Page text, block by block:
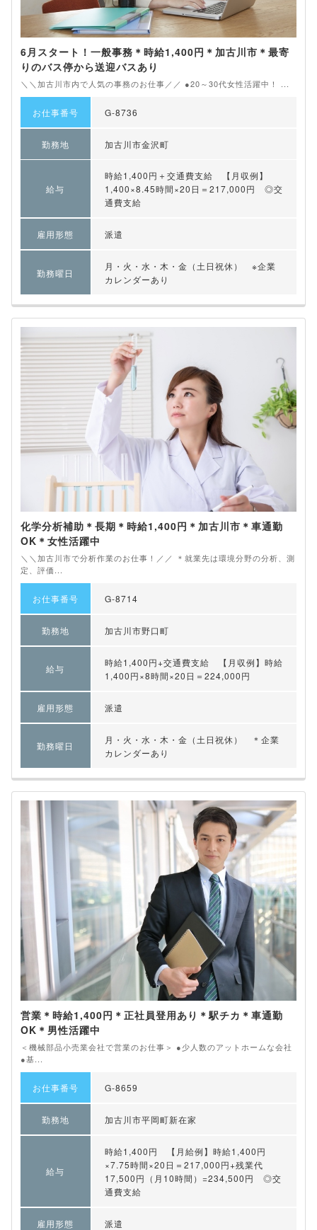
6月スタート！一般事務＊時給1,400円＊加古川市＊最寄
りのバス停から送迎バスあり
＼＼加古川市内で人気の事務のお仕事／／ ●20～30代女性活躍中！ ...
お仕事番号 G-8736
勤務地 加古川市金沢町
給与
時給1,400円＋交通費支給 【月収例】
1,400×8.45時間×20日＝217,000円 ◎交
通費支給
雇用形態 派遣
勤務曜日
月・火・水・木・金（土日祝休） ※企業
カレンダーあり
化学分析補助＊長期＊時給1,400円＊加古川市＊車通勤
OK＊女性活躍中
＼＼加古川市で分析作業のお仕事！／／ ＊就業先は環境分野の分析、測
定、評価...
お仕事番号 G-8714
勤務地 加古川市野口町
給与
時給1,400円+交通費支給 【月収例】時給
1,400円×8時間×20日＝224,000円
雇用形態 派遣
勤務曜日
月・火・水・木・金（土日祝休） ＊企業
カレンダーあり
営業＊時給1,400円＊正社員登用あり＊駅チカ＊車通勤
OK＊男性活躍中
＜機械部品小売業会社で営業のお仕事＞ ●少人数のアットホームな会社
●基...
お仕事番号 G-8659
勤務地 加古川市平岡町新在家
給与
時給1,400円 【月給例】時給1,400円
×7.75時間×20日＝217,000円+残業代
17,500円（月10時間）=234,500円 ◎交
通費支給
雇用形態 派遣